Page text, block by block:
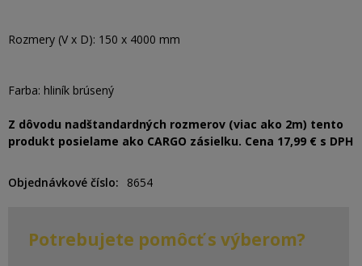
Rozmery (V x D): 150 x 4000 mm
Farba: hliník brúsený
Z dôvodu nadštandardných rozmerov (viac ako 2m) tento
produkt posielame ako CARGO zásielku. Cena 17,99 € s DPH
Objednávkové číslo 8654
Potrebujete pomôcť s výberom?